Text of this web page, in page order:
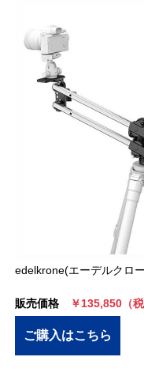
edelkrone(エーデルクロ
販売価格 ￥135,850（税
ご購入はこちら